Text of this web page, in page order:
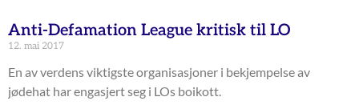
Anti-Defamation League kritisk til LO
12. mai 2017
En av verdens viktigste organisasjoner i bekjempelse av
jødehat har engasjert seg i LOs boikott.